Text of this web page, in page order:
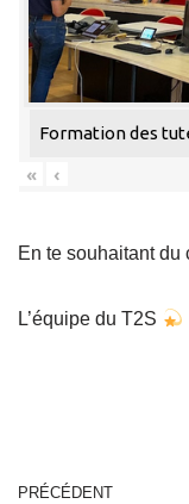
Formation des
« ‹
En te souhaitant du
L’équipe du T2S
PRÉCÉDENT